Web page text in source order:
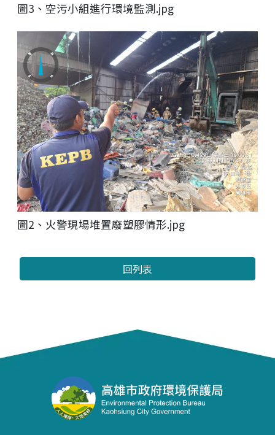
圖3、空污小組進行環境監測.jpg
圖2、火警現場堆置廢塑膠情形.jpg
回列表